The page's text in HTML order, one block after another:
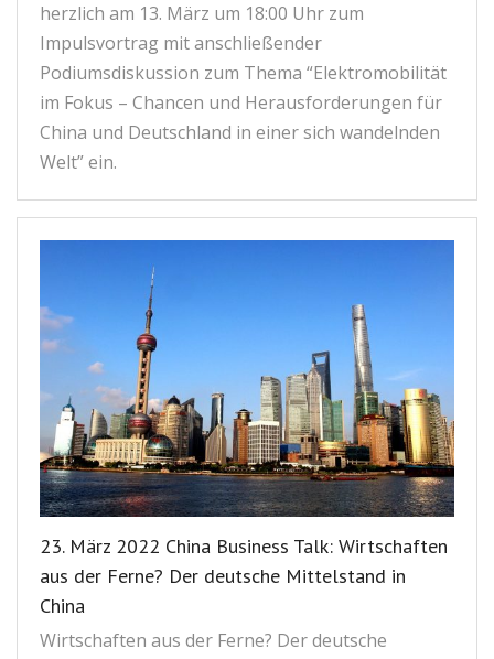
herzlich am 13. März um 18:00 Uhr zum
Impulsvortrag mit anschließender
Podiumsdiskussion zum Thema “Elektromobilität
im Fokus – Chancen und Herausforderungen für
China und Deutschland in einer sich wandelnden
Welt” ein.
23. März 2022 China Business Talk: Wirtschaften
aus der Ferne? Der deutsche Mittelstand in
China
Wirtschaften aus der Ferne? Der deutsche